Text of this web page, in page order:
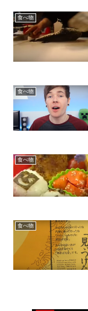
食べ物
食べ物
食べ物
食べ物